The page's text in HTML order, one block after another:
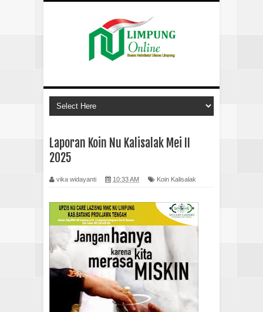
Laporan Koin Nu Kalisalak Mei II
2025
vika widayanti 10:33 AM Koin Kalisalak